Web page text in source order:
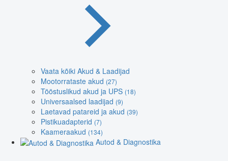
Vaata kõiki Akud & Laadijad
Mootorrataste akud (27)
Tööstuslikud akud ja UPS (18)
Universaalsed laadijad (9)
Laetavad patareid ja akud (39)
Pistikuadapterid (7)
Kaameraakud (134)
Autod & Diagnostika